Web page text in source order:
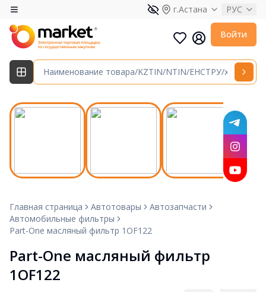
г.Астана РУС
Войти
Главная страница Автотовары
Автозапчасти
Автомобильные фильтры
Part-One масляный фильтр 1OF122
Part-One масляный фильтр
1OF122